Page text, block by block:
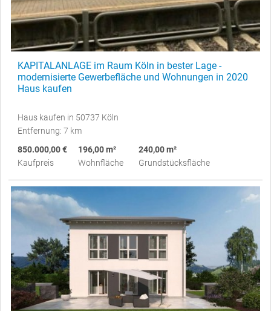
KAPITALANLAGE im Raum Köln in bester Lage -
modernisierte Gewerbefläche und Wohnungen in 2020
Haus kaufen
Haus kaufen in 50737 Köln
Entfernung: 7 km
850.000,00 €
Kaufpreis
196,00 m²
Wohnfläche
240,00 m²
Grundstücksfläche